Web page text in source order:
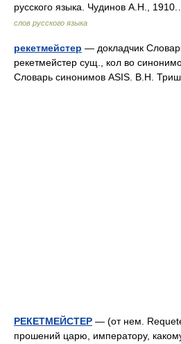
русского языка. Чудинов А.Н.,
слов русского языка
рекетмейстер — докладчик
рекетмейстер сущ., кол во
Словарь синонимов ASIS. В.Н.
РЕКЕТМЕЙСТЕР — (от нем.
прошений царю, императору,